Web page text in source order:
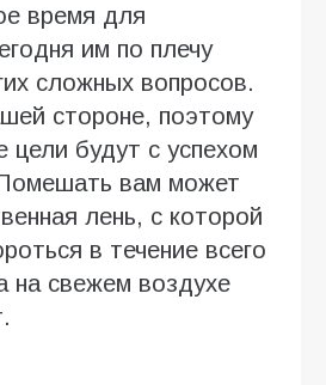
время для
им по плечу
сложных вопросов.
стороне, поэтому
цели будут с успехом
вам может
лень, с которой
в течение всего
на свежем воздухе